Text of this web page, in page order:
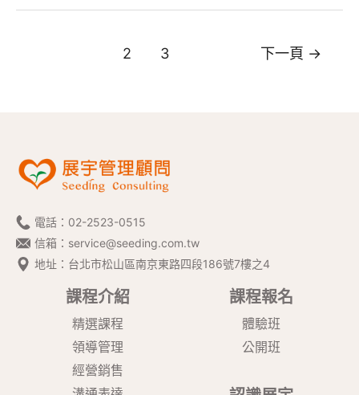
最
版
本
的
2 3 下一頁 →
電話： 02-2523-0515
信箱： service@seeding.com.tw
地址：台北市松山區南京東路四段186號7樓之4
課程介紹
精選課程
領導管理
經營銷售
課程報名
體驗班
公開班